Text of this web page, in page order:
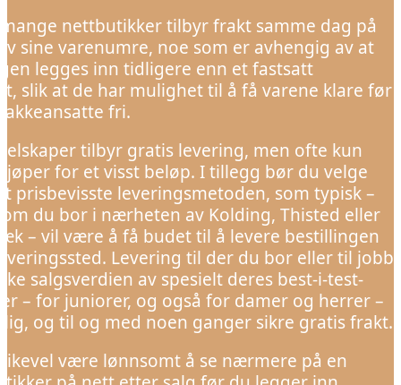
nettbutikker tilbyr frakt samme dag på
sine varenumre, noe som er avhengig av at
legges inn tidligere enn et fastsatt
slik at de har mulighet til å få varene klare før
fri.
tilbyr gratis levering, men ofte kun
for et visst beløp. I tillegg bør du velge
prisbevisste leveringsmetoden, som typisk –
du bor i nærheten av Kolding, Thisted eller
– vil være å få budet til å levere bestillingen
Levering til der du bor eller til jobb
salgsverdien av spesielt deres best-i-test-
– for juniorer, og også for damer og herrer –
og til og med noen ganger sikre gratis frakt.
være lønnsomt å se nærmere på en